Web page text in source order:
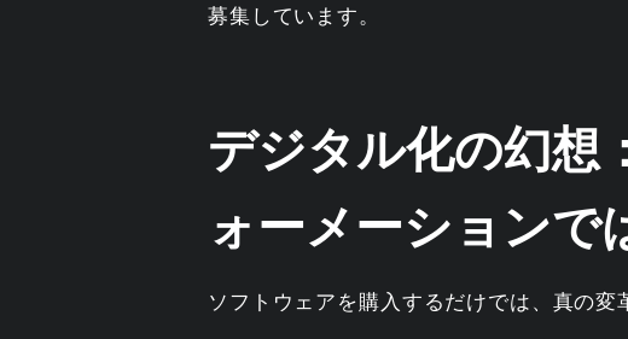
募集しています。
デジタル化の幻想
ォーメーションで
ソフトウェアを購入するだけでは、真の変